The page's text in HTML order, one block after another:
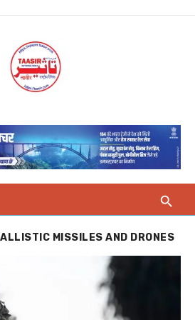
MISSILES AND DRONES